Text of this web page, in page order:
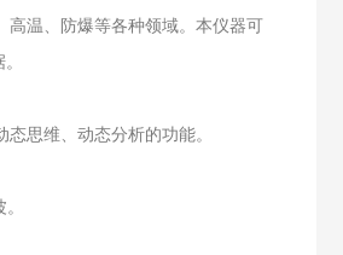
高温、防爆等各种领域。本仪器可
思维、动态分析的功能。